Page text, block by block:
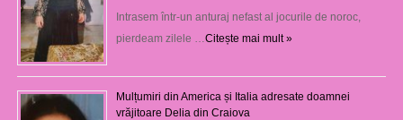
Intrasem într-un anturaj nefast al jocurile de noroc,
pierdeam zilele … Citește mai mult »
Mulțumiri din America și Italia adresate doamnei
vrăjitoare Delia din Craiova